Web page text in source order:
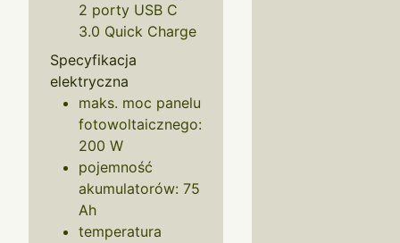
2 porty USB C
3.0 Quick Charge
Specyfikacja
elektryczna
maks. moc panelu
fotowoltaicznego:
200 W
pojemność
akumulatorów: 75
Ah
temperatura